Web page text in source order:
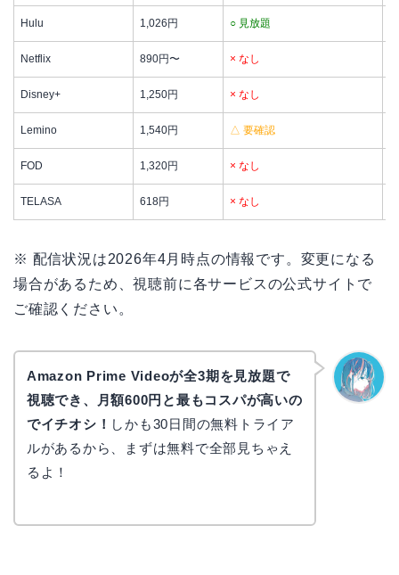
Hulu 1,026円 ○ 見放題
Netflix 890円〜 × なし
Disney+ 1,250円 × なし
Lemino 1,540円 △ 要確認
FOD 1,320円 × なし
TELASA 618円 × なし
※ 配信状況は2026年4月時点の情報です。変更になる
場合があるため、視聴前に各サービスの公式サイトで
ご確認ください。
Amazon Prime Videoが全3期を見放題で
視聴でき、月額600円と最もコスパが高いの
でイチオシ！ しかも30日間の無料トライア
ルがあるから、まずは無料で全部見ちゃえ
るよ！